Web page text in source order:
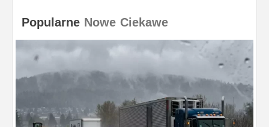
Popularne Nowe Ciekawe